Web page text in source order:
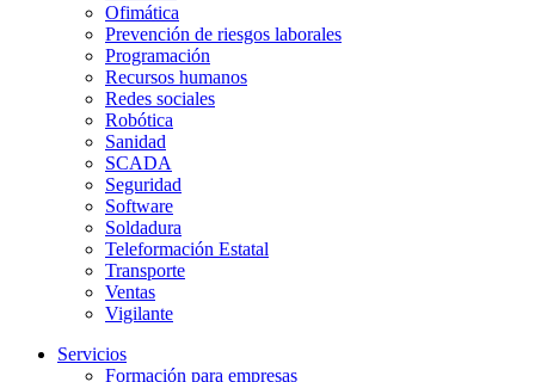
Ofimática
Prevención de riesgos laborales
Programación
Recursos humanos
Redes sociales
Robótica
Sanidad
SCADA
Seguridad
Software
Soldadura
Teleformación Estatal
Transporte
Ventas
Vigilante
Servicios
Formación para empresas